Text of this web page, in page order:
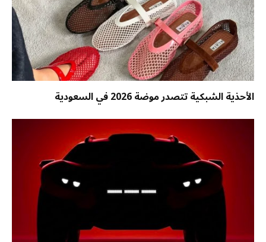
الأحذية الشبكية تتصدر موضة 2026 في السعودية